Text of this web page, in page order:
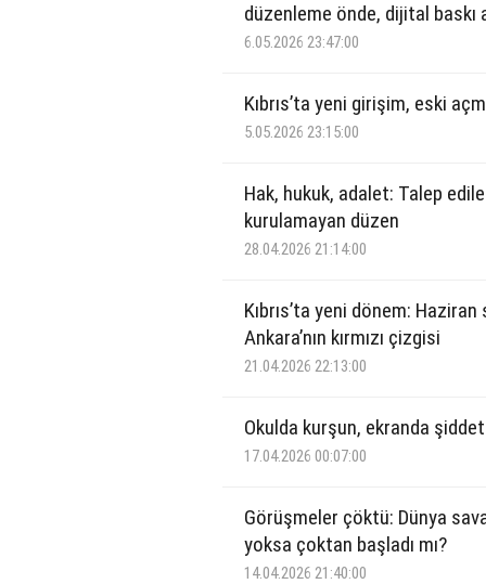
düzenleme önde, dijital baskı
6.05.2026 23:47:00
Kıbrıs’ta yeni girişim, eski
5.05.2026 23:15:00
Hak, hukuk, adalet: Talep
kurulamayan düzen
28.04.2026 21:14:00
Kıbrıs’ta yeni dönem:
Ankara’nın kırmızı çizgisi
21.04.2026 22:13:00
Okulda kurşun, ekranda şiddet
17.04.2026 00:07:00
Görüşmeler çöktü: Dünya
yoksa çoktan başladı mı?
14.04.2026 21:40:00